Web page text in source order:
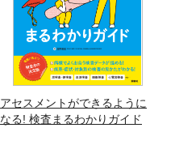
アセスメントができるように
なる! 検査まるわかりガイド